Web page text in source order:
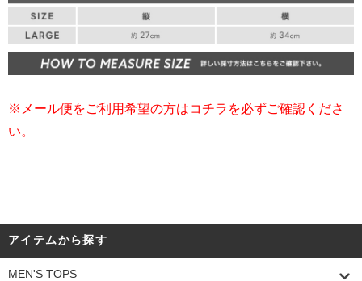
※メール便をご利用希望の方はコチラを必ずご確認くださ
い。
アイテムから探す
MEN'S TOPS